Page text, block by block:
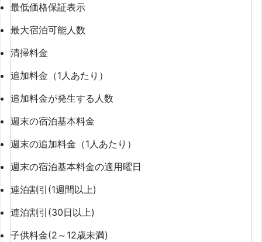
最低価格保証表示
最大宿泊可能人数
清掃料金
追加料金（1人あたり）
追加料金が発生する人数
週末の宿泊基本料金
週末の追加料金（1人あたり）
週末の宿泊基本料金の適用曜日
連泊割引(1週間以上)
連泊割引(30日以上)
子供料金(2～12歳未満)